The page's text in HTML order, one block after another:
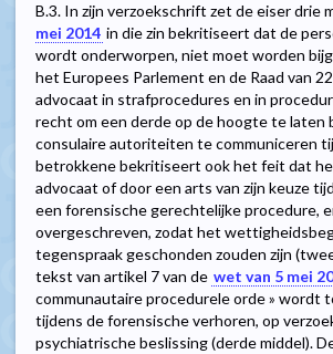
B.3. In zijn verzoekschrift zet de eiser drie
mei 2014 in die zin bekritiseert dat de
wordt onderworpen, niet moet worden
het Europees Parlement en de Raad van
advocaat in strafprocedures en in
recht om een derde op de hoogte te laten
consulaire autoriteiten te communiceren
betrokkene bekritiseert ook het feit dat
advocaat of door een arts van zijn keuze
een forensische gerechtelijke procedure,
overgeschreven, zodat het
tegenspraak geschonden zouden zijn
tekst van artikel 7 van de wet van 5 mei
communautaire procedurele orde » wordt
tijdens de forensische verhoren, op
psychiatrische beslissing (derde middel).